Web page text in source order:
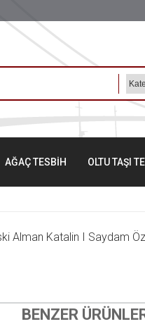
AĞAÇ TESBİH OLTU TAŞI
Alman Katalin I Saydam
BENZER